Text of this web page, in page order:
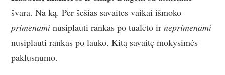
švara. Na ką. Per šešias savaites vaikai išmoko
primenami nusiplauti rankas po tualeto irneprimenami
nusiplauti rankas po lauko. Kitą savaitę mokysimės
paklusnumo.